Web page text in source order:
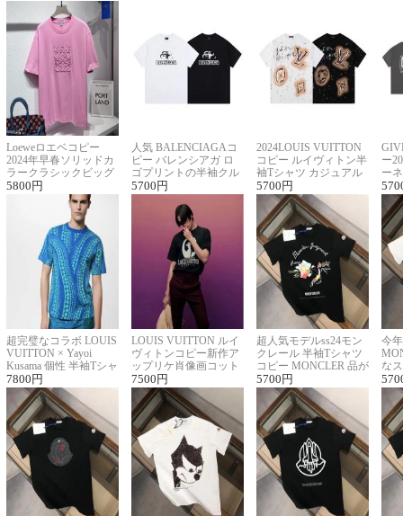
Loeweロエベコピー
2024年早春ソリッドカ
ラークラシックビッグ
ロゴ刺繍Tシャツ
5800 円
人気 BALENCIAGAコ
ピー バレンシアガ ロ
ゴプリントの半袖クル
ーネックTシャツ
5700 円
2024LOUIS VUITTON
コピー ルイヴィトン半
袖Tシャツ カジュアル
に馴染む 2色展開
5700 円
ー
ー
ー
超完璧なコラボ LOUIS
VUITTON × Yayoi
Kusama 個性 半袖Tシャ
ツコピー男女兼用
7800 円
LOUIS VUITTON ルイ
ヴィトンコピー新作ア
ップリケ肖像画コット
ンニット半袖Tシャツ
7500 円
超人気モデルss24モン
クレール 半袖Tシャツ
コピー MONCLER 品が
良く見た目
5700 円
今
な
ル